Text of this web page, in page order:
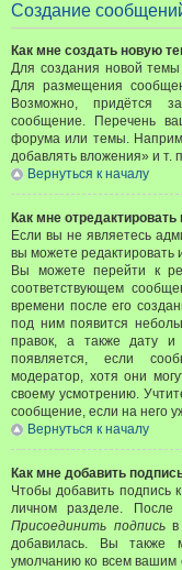
Создание
Как мне создать новую
Для создания новой
Для размещения
Возможно, придётся
сообщение. Перечень
форума или темы.
добавлять вложения» и т.
Вернуться к началу
Как мне
Если вы не являетесь
вы можете редактировать
Вы можете перейти к
соответствующем
времени после его
под ним появится
правок, а также дату
появляется, если
модератор, хотя они
своему усмотрению.
сообщение, если на него
Вернуться к началу
Как мне добавить
Чтобы добавить подпись
личном разделе. После
Присоединить подписьв
добавилась. Вы также
умолчанию ко всем вашим